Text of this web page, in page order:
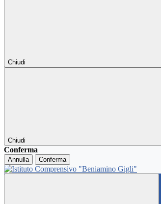
Chiudi
Chiudi
Conferma
Annulla Conferma